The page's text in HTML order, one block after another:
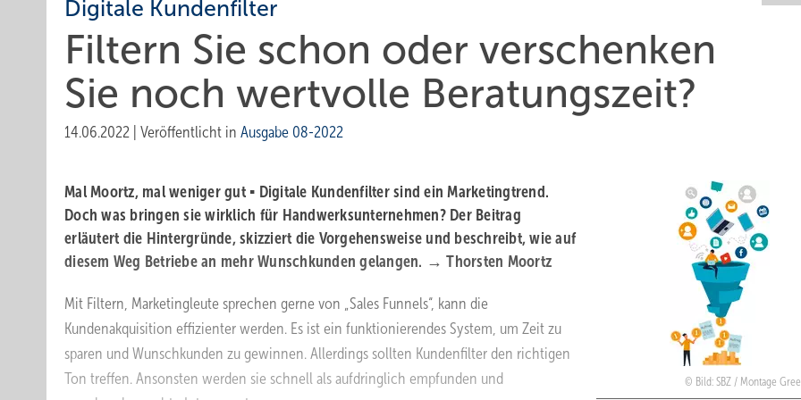
Digitale Kundenfilter
Filtern Sie schon oder verschenken
Sie noch wertvolle Beratungszeit?
14.06.2022 Veröffentlicht in Ausgabe 08-2022
Bild: SBZ / Montage
Mal Moortz, mal weniger gut ▪ Digitale Kundenfilter sind ein Marketingtrend.
Doch was bringen sie wirklich für Handwerksunternehmen? Der Beitrag
erläutert die Hintergründe, skizziert die Vorgehensweise und ­beschreibt, wie auf
diesem Weg ­Betriebe an mehr Wunschkunden gelangen. → Thorsten Moortz
Mit Filtern, Marketingleute sprechen gerne von „Sales Funnels“, kann die
Kundenakquisition effizienter werden. Es ist ein funktionierendes System, um Zeit zu
sparen und Wunschkunden zu gewinnen. Allerdings sollten Kundenfilter den richtigen
Ton treffen. Ansonsten werden sie schnell als aufdringlich empfunden und